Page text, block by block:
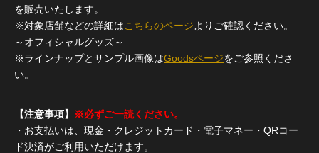
を販売いたします。
※対象店舗などの詳細はこちらのページよりご確認ください。
～オフィシャルグッズ～
※ラインナップとサンプル画像はGoodsページをご参照くださ
い。
【注意事項】
※必ずご一読ください。
・お支払いは、現金・クレジットカード・電子マネー・QRコー
ド決済がご利用いただけます。